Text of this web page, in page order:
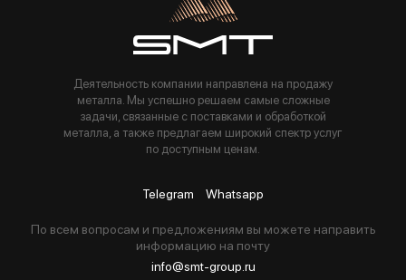
Деятельность компании направлена на продажу
металла. Мы успешно решаем самые сложные
задачи, связанные с поставками и обработкой
металла, а также предлагаем широкий спектр услуг
по доступным ценам.
Telegram Whatsapp
По всем вопросам и предложениям вы можете направить
информацию на почту
info@smt-group.ru